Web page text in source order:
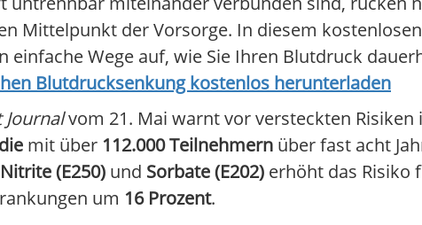
Mittelpunkt der Vorsorge. In diesem
Wege auf, wie Sie Ihren Blutdruck
Blutdrucksenkung kostenlos herunterladen
vom 21. Mai warnt vor versteckten Risiken
mit über 112.000 Teilnehmern über fast acht
Nitrite (E250) und Sorbate (E202) erhöht das Risiko
um 16 Prozent.